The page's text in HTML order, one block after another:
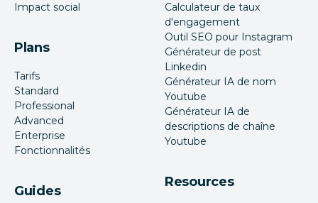
Impact social
Plans
Tarifs
Standard
Professional
Advanced
Enterprise
Fonctionnalités
Guides
Calculateur de taux
d'engagement
Outil SEO pour Instagram
Générateur de post
Linkedin
Générateur IA de nom
Youtube
Générateur IA de
descriptions de chaîne
Youtube
Resources